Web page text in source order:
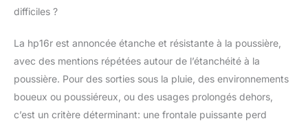
difficiles ?
La hp16r est annoncée étanche et résistante à la poussière,
avec des mentions répétées autour de l’étanchéité à la
poussière. Pour des sorties sous la pluie, des environnements
boueux ou poussiéreux, ou des usages prolongés dehors,
c’est un critère déterminant: une frontale puissante perd